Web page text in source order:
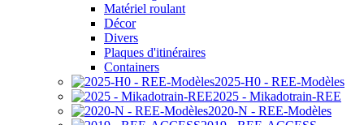
Matériel roulant
Décor
Divers
Plaques d'itinéraires
Containers
2025-H0 - REE-Modèles
2025 - Mikadotrain-REE
2020-N - REE-Modèles